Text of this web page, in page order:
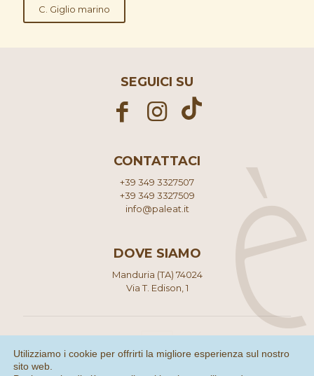
C. Giglio marino
SEGUICI SU
CONTATTACI
+39 349 3327507
+39 349 3327509
info@paleat.it
DOVE SIAMO
Manduria (TA) 74024
Via T. Edison, 1
Utilizziamo i cookie per offrirti la migliore esperienza sul nostro
sito web.